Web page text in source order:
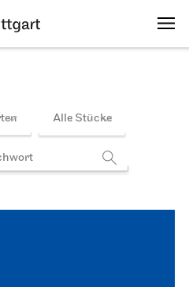
Alle Stücke